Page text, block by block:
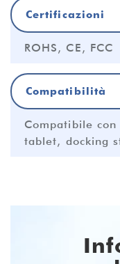
Certificazioni
ROHS, CE, FCC
Compatibilità
Compatibile
tablet, docking